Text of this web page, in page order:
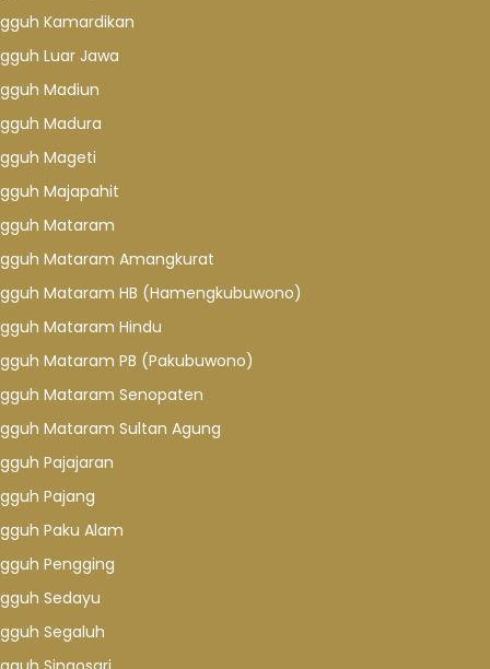
Kamardikan
Luar Jawa
Madiun
Madura
Mageti
Majapahit
Mataram
Mataram Amangkurat
Mataram HB (Hamengkubuwono)
Mataram Hindu
Mataram PB (Pakubuwono)
Mataram Senopaten
Mataram Sultan Agung
Pajajaran
Pajang
Paku Alam
Pengging
Sedayu
Segaluh